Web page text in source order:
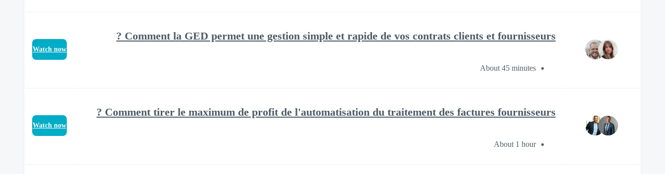
Comment la GED permet une gestion simple et rapide de vos contrats clients et fournisseurs ?
About 45 minutes
Watch now
Comment tirer le maximum de profit de l'automatisation du traitement des factures fournisseurs ?
About 1 hour
Watch now